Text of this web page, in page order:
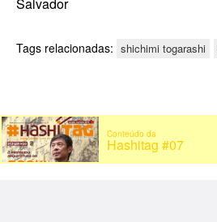
Salvador
Tags relacionadas: shichimi togarashi
Conteúdo da
Hashitag #07